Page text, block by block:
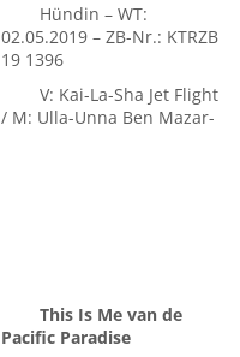
Hündin – WT:
02.05.2019 – ZB-Nr.: KTRZB
19 1396
V: Kai-La-Sha Jet Flight
/ M: Ulla-Unna Ben Mazar-
This Is Me van de
Pacific Paradise